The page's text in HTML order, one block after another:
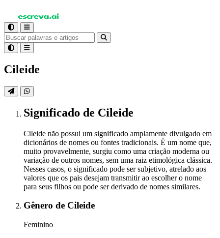
Cileide
Significado de Cileide
Cileide não possui um significado amplamente divulgado em
dicionários de nomes ou fontes tradicionais. É um nome que,
muito provavelmente, surgiu como uma criação moderna ou
variação de outros nomes, sem uma raiz etimológica clássica.
Nesses casos, o significado pode ser subjetivo, atrelado aos
valores que os pais desejam transmitir ao escolher o nome
para seus filhos ou pode ser derivado de nomes similares.
Gênero de Cileide
Feminino